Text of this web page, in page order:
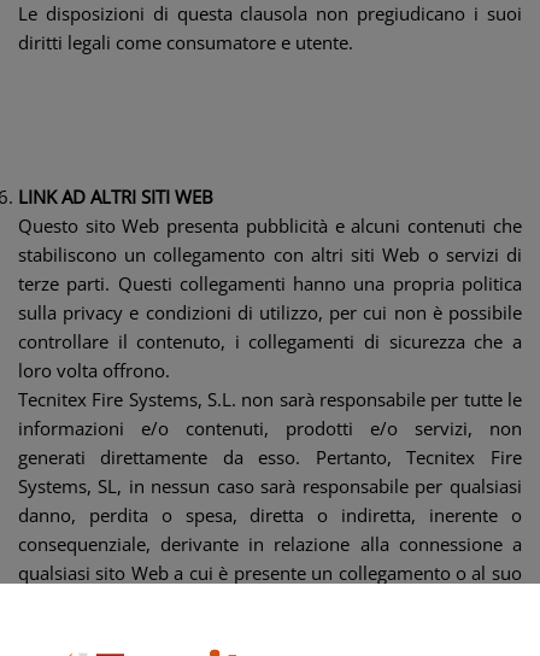
Le disposizioni di questa clausola non pregiudicano i suoi
diritti legali come consumatore e utente.
LINK AD ALTRI SITI WEB
Questo sito Web presenta pubblicità e alcuni contenuti che
stabiliscono un collegamento con altri siti Web o servizi di
terze parti. Questi collegamenti hanno una propria politica
sulla privacy e condizioni di utilizzo, per cui non è possibile
controllare il contenuto, i collegamenti di sicurezza che a
loro volta offrono.
Tecnitex Fire Systems, S.L. non sarà responsabile per tutte le
informazioni e/o contenuti, prodotti e/o servizi, non
generati direttamente da esso. Pertanto, Tecnitex Fire
Systems, SL, in nessun caso sarà responsabile per qualsiasi
danno, perdita o spesa, diretta o indiretta, inerente o
consequenziale, derivante in relazione alla connessione a
qualsiasi sito Web a cui è presente un collegamento o al suo